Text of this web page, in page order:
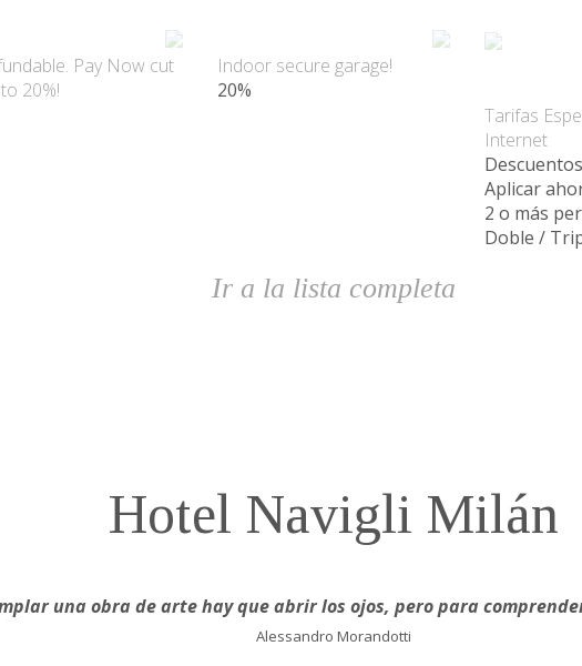
Pay Now cut
20%!
Indoor secure garage!
20%
Tarifas
Internet
Aplicar
2 o más
Doble /
Ir a la lista completa
Hotel Navigli Milán
una obra de arte hay que abrir los ojos, pero para
Alessandro Morandotti